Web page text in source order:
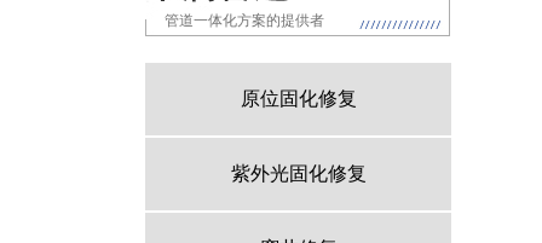
管道一体化方案的提供者
原位固化修复
紫外光固化修复